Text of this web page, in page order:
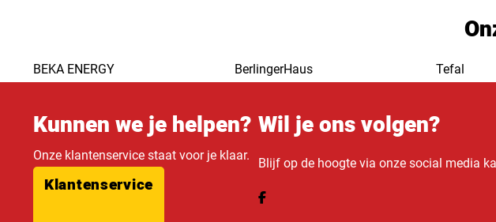
BEKA ENERGY BerlingerHaus Tefal
Kunnen we je helpen?
Onze klantenservice staat voor je klaar.
Klantenservice
Wil je ons volgen?
Blijf op de hoogte via onze social media